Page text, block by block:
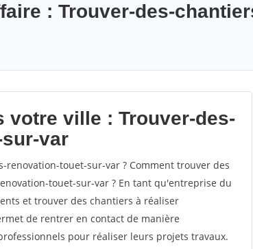
: Trouver-des-
votre ville : Trouver-des-
var
touet-sur-var ? Comment trouver des
touet-sur-var ? En tant qu'entreprise du
et trouver des chantiers à réaliser
de rentrer en contact de manière
pour réaliser leurs projets travaux.